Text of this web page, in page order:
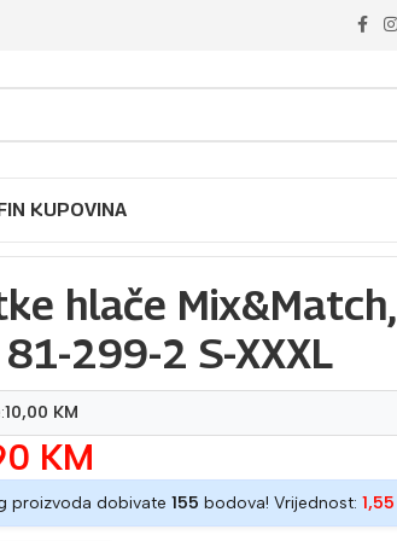
KUPOVINA
hlače Mix&Match,
299-2 S-XXXL
10,00 KM
KM
proizvoda dobivate 155 bodova! Vrijednost: 1,55